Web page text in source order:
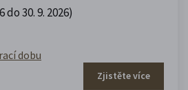
do 30. 9. 2026)
dobu
Zjistěte více